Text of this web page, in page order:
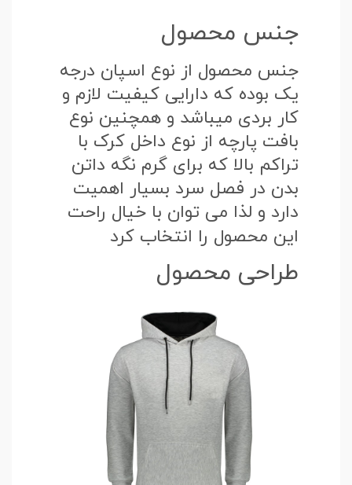
جنس محصول
جنس محصول از نوع اسپان درجه
یک بوده که دارایی کیفیت لازم و
کار بردی میباشد و همچنین نوع
بافت پارچه از نوع داخل کرک با
تراکم بالا که برای گرم نگه داتن
بدن در فصل سرد بسیار اهمیت
دارد و لذا می توان با خیال راحت
این محصول را انتخاب کرد
طراحی محصول